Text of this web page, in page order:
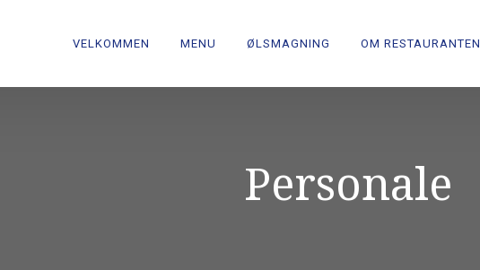
VELKOMMEN MENU ØLSMAGNING OM RESTAURANTEN
Personale